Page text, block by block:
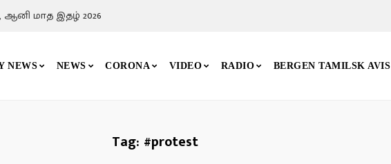
ஆனி மாத இதழ் 2026
NEWS NEWS CORONA VIDEO RADIO BERGEN TAMILSK AVIS
Tag: #protest